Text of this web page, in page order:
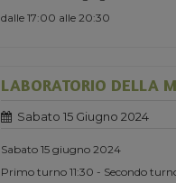
dalle 17:00 alle 20:30
LABORATORIO DELLA
Sabato 15 Giugno 2024
Sabato 15 giugno 2024
Primo turno 11:30 - Secondo